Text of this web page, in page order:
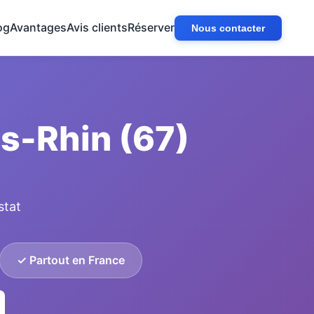
AvantagesAvis clientsRéserver Nous contacter
Rhin (67)
✓ Partout en France